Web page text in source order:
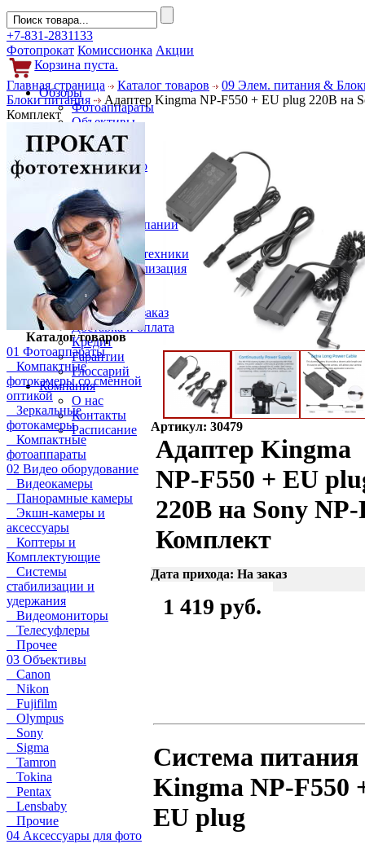
+7-831-2831133
Фотопрокат Комиссионка Акции
Корзина пуста.
Обзоры
Фотоаппараты
Объективы
Фильтры
Новости
Фото и видео
Аксессуары
Слухи
Новости компании
Услуги
Прокат фототехники
Выкуп и реализация
Покупателям
Акции
Как сделать заказ
Доставка и оплата
Кредит
Гарантии
Глоссарий
Компания
О нас
Контакты
Расписание
Главная страница Каталог товаров
09 Элем. питания &
Блоки питания
Адаптер Kingma NP-F550 + EU plug 220В на
Комплект
Каталог товаров
01 Фотоаппараты
Компактные
фотокамеры со сменной
оптикой
Зеркальные
фотокамеры
Компактные
фотоаппараты
02 Видео оборудование
Видеокамеры
Панорамные камеры
Экшн-камеры и
аксессуары
Коптеры и
Комплектующие
Системы
стабилизации и
удержания
Видеомониторы
Телесуфлеры
Прочее
03 Объективы
Canon
Nikon
Fujifilm
Olympus
Sony
Sigma
Tamron
Tokina
Pentax
Lensbaby
Прочие
04 Аксессуары для фото
Артикул: 30479
Адаптер Kingma
NP-F550 + EU
220В на Sony NP-
Комплект
Дата прихода: На заказ
1 419 руб.
Система питания
Kingma NP-F550
EU plug